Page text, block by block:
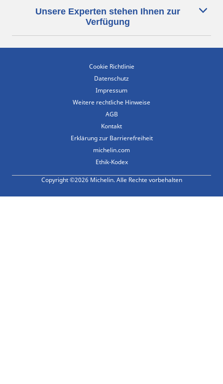
Unsere Experten stehen Ihnen zur
Verfügung
Cookie Richtlinie
Datenschutz
Impressum
Weitere rechtliche Hinweise
AGB
Kontakt
Erklärung zur Barrierefreiheit
michelin.com
Ethik-Kodex
Copyright ©2026 Michelin. Alle Rechte vorbehalten